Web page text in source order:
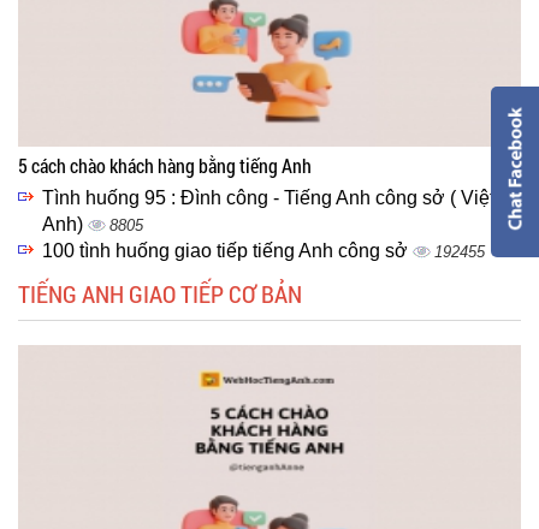
5 cách chào khách hàng bằng tiếng Anh
Tình huống 95 : Đình công - Tiếng Anh công sở ( Việt -
Anh)
8805
100 tình huống giao tiếp tiếng Anh công sở 192455
TIẾNG ANH GIAO TIẾP CƠ BẢN